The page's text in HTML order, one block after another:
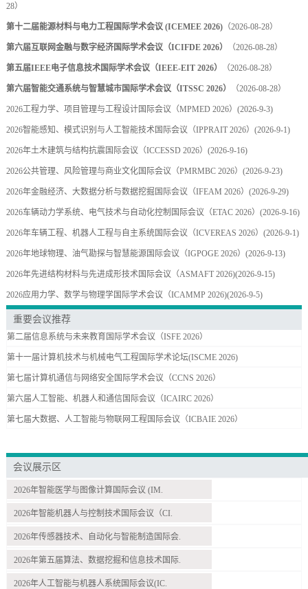
28）
第十二届能源材料与电力工程国际学术会议 (ICEMEE 2026)（2026-08-28）
第六届互联网金融与数字经济国际学术会议（ICIFDE 2026） （2026-08-28）
第五届IEEE电子信息技术国际学术会议（IEEE-EIT 2026） （2026-08-28）
第六届智能交通系统与智慧城市国际学术会议（ITSSC 2026） （2026-08-28）
2026工程力学、项目管理与工程设计国际会议（MPMED 2026） (2026-9-3)
2026智能感知、模式识别与人工智能技术国际会议（IPPRAIT 2026） (2026-9-1)
2026年土木建筑与结构抗震国际会议（ICCESSD 2026） (2026-9-16)
2026公共管理、风险管理与商业文化国际会议（PMRMBC 2026） (2026-9-23)
2026年金融经济、大数据分析与数据挖掘国际会议（IFEAM 2026） (2026-9-29)
2026车辆动力学系统、电气技术与自动化控制国际会议（ETAC 2026） (2026-9-16)
2026年车辆工程、机器人工程与自主系统国际会议（ICVEREAS 2026） (2026-9-1)
2026年地球物理、油气勘探与智慧能源国际会议（IGPOGE 2026） (2026-9-13)
2026年先进结构材料与先进成形技术国际会议（ASMAFT 2026)(2026-9-15)
2026应用力学、数学与物理学国际学术会议（ICAMMP 2026)(2026-9-5)
重要会议推荐
第二届信息系统与未来教育国际学术会议（ISFE 2026）
第十一届计算机技术与机械电气工程国际学术论坛(ISCME 2026)
第七届计算机通信与网络安全国际学术会议（CCNS 2026）
第六届人工智能、机器人和通信国际会议（ICAIRC 2026）
第七届大数据、人工智能与物联网工程国际会议（ICBAIE 2026）
会议展示区
2026年智能医学与图像计算国际会议 (IM.
2026年智能机器人与控制技术国际会议（CI.
2026年传感器技术、自动化与智能制造国际会.
2026年第五届算法、数据挖掘和信息技术国际.
2026年人工智能与机器人系统国际会议(IC.